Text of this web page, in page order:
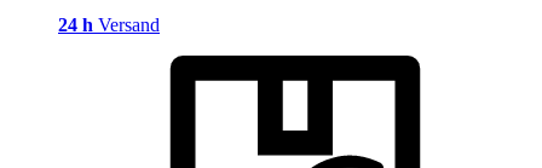
24 h Versand